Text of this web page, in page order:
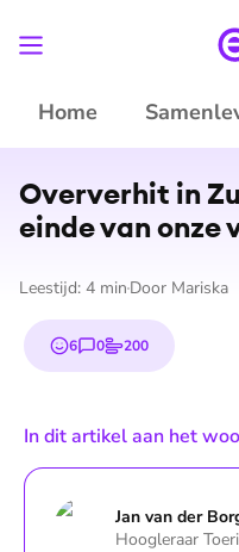
Home
Oververhit in
einde van
Leestijd: 4 min Door Mariska
6
emojis
0
reacties
200
stemmen
In dit artikel aan het
Jan van der
Hoogleraar